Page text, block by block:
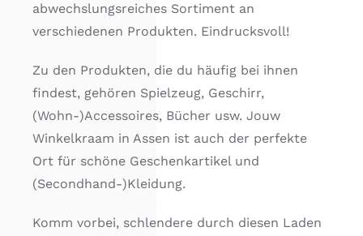
abwechslungsreiches Sortiment an
verschiedenen Produkten. Eindrucksvoll!
Zu den Produkten, die du häufig bei ihnen
findest, gehören Spielzeug, Geschirr,
(Wohn-)Accessoires, Bücher usw. Jouw
Winkelkraam in Assen ist auch der perfekte
Ort für schöne Geschenkartikel und
(Secondhand-)Kleidung.
Komm vorbei, schlendere durch diesen Laden